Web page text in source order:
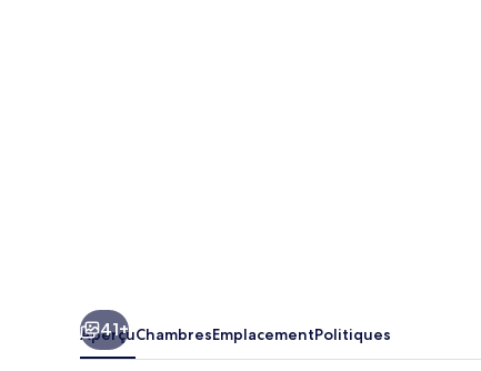
41+
AperçuChambresEmplacementPolitiques